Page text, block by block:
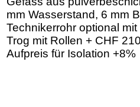
mm Wasserstand, 6 mm
Technikerrohr optional
Trog mit Rollen + CHF
Aufpreis für Isolation +8%